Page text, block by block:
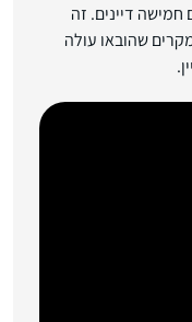
דיינים. זה
שהובאו עולה